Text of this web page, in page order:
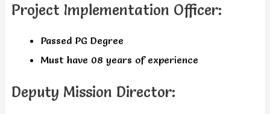
Project Implementation Officer:
Passed PG Degree
Must have 08 years of experience
Deputy Mission Director: